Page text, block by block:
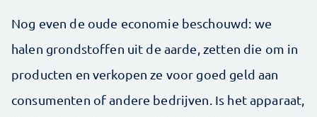
Nog even de oude economie beschouwd: we
halen grondstoffen uit de aarde, zetten die om in
producten en verkopen ze voor goed geld aan
consumenten of andere bedrijven. Is het apparaat,